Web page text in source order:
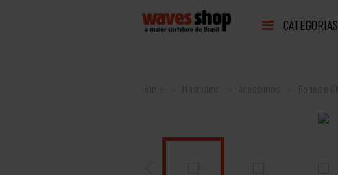
CATEGORIAS
Home